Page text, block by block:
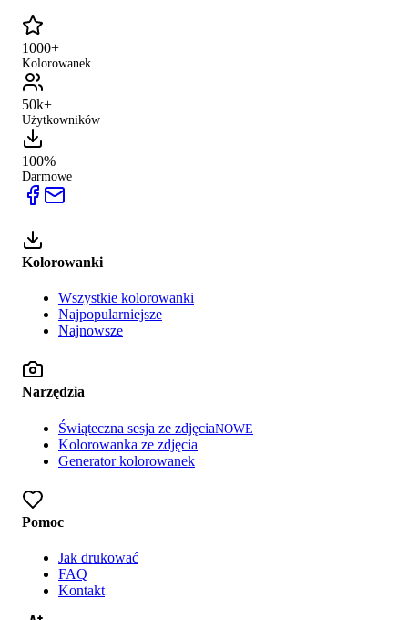
1000+
Kolorowanek
50k+
Użytkowników
100%
Darmowe
Kolorowanki
Wszystkie kolorowanki
Najpopularniejsze
Najnowsze
Narzędzia
Świąteczna sesja ze zdjęciaNOWE
Kolorowanka ze zdjęcia
Generator kolorowanek
Pomoc
Jak drukować
FAQ
Kontakt